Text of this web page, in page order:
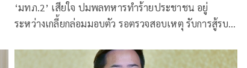
‘มทภ.2’ เสียใจ ปมพลทหารทำร้ายประชาชน อยู่
ระหว่างเกลี้ยกล่อมมอบตัว รอตรวจสอบเหตุ รับการสู้รบ
พร้อมส่งทีมแพทย์ประเมินกำลังพลที่สุ่มเสี่ยง